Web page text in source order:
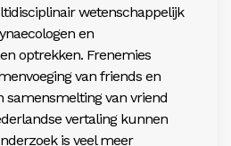
wetenschappelijk
en
optrekken. Frenemies
van friends en
samensmelting van vriend
vertaling kunnen
is veel meer